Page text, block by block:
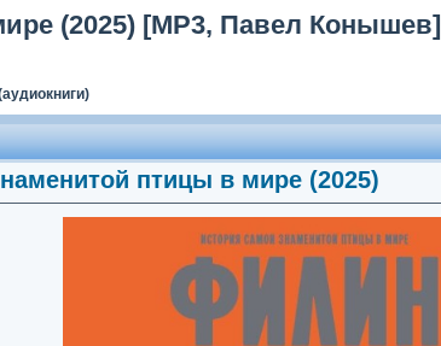
(2025) [MP3, Павел Конышев]
птицы в мире (2025)